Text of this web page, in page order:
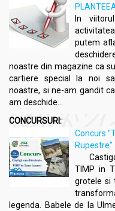
In
putem
noastre din magazine ca
cartiere special la noi
noastre, si ne-am gandit
am deschide...
CONCURSURI:
Concurs
Rupestre"
Castiga
TIMP in
grotele si
legenda. Babele de la